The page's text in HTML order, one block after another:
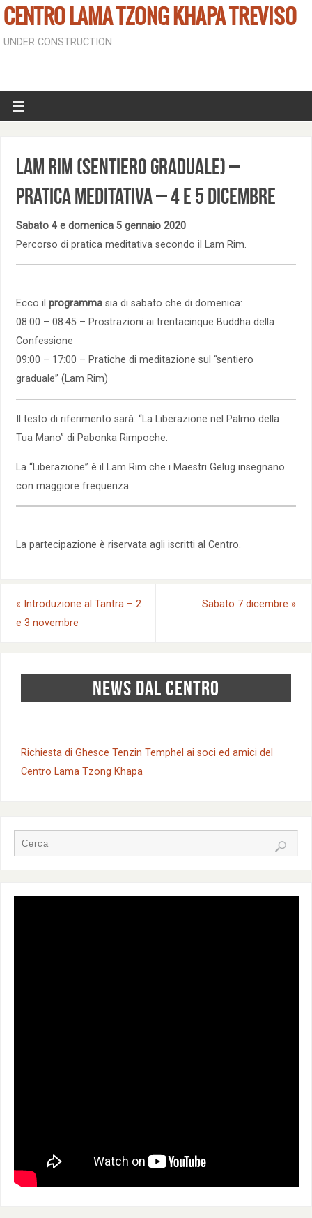
CENTRO LAMA TZONG KHAPA TREVISO
UNDER CONSTRUCTION
Lam Rim (Sentiero graduale) –
Pratica meditativa – 4 e 5 dicembre
Sabato 4 e domenica 5 gennaio 2020
Percorso di pratica meditativa secondo il Lam Rim.
Ecco il programmasia di sabato che di domenica:
08:00 – 08:45 – Prostrazioni ai trentacinque Buddha della
Confessione
09:00 – 17:00 – Pratiche di meditazione sul “sentiero
graduale” (Lam Rim)
Il testo di riferimento sarà: “La Liberazione nel Palmo della
Tua Mano” di Pabonka Rimpoche.
La “Liberazione” è il Lam Rim che i Maestri Gelug insegnano
con maggiore frequenza.
La partecipazione è riservata agli iscritti al Centro.
« Introduzione al Tantra – 2
e 3 novembre
Sabato 7 dicembre »
NEWS DAL CENTRO
Richiesta di Ghesce Tenzin Temphel ai soci ed amici del
Centro Lama Tzong Khapa